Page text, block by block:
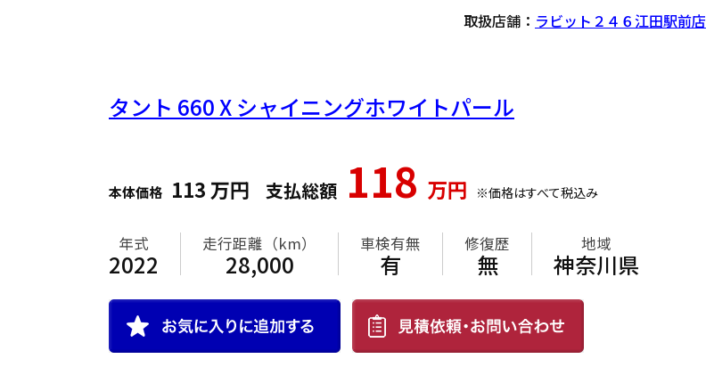
取扱店舗： ラビット２４６江田駅前店
タント 660 X シャイニングホワイトパール
本体価格 113 万円 支払総額 118 万円 ※価格はすべて税込み
年式
2022
走行距離（km）
28,000
車検有無
有
修復歴
無
地域
神奈川県